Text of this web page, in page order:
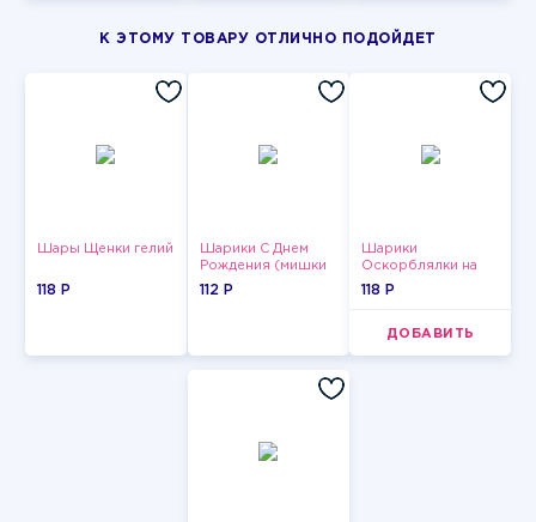
К ЭТОМУ ТОВАРУ ОТЛИЧНО ПОДОЙДЕТ
Шары Щенки гелий
118 P
Шарики С Днем
Рождения (мишки
и тортики)
112 P
Шарики
Оскорблялки на
день рождения для
118 P
ДОБАВИТЬ